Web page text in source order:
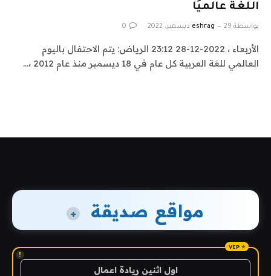
اللغة عالميًا
بواسطة eshrag 29 ديسمبر، 2022 0
الأربعاء ، 2022-12-28 23:12 الرياض: يتم الاحتفال باليوم
العالمي للغة العربية كل عام في 18 ديسمبر منذ عام 2012 ،…
مواقع صديقة +
!
اول اثنين ريادة اعمال